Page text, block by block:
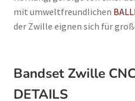
mit umweltfreundlichen
der Zwille eignen sich für
Bandset Zwille
DETAILS